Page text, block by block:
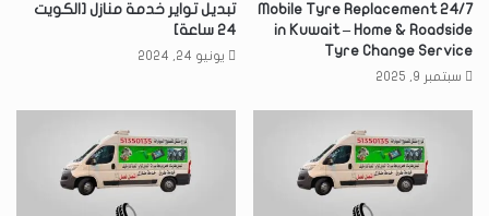
24/7 Mobile Tyre Replacement
in Kuwait – Home & Roadside
Tyre Change Service
سبتمبر 9, 2025
تبديل تواير خدمة منازل [الكويت
24 ساعة]
يونيو 24, 2024